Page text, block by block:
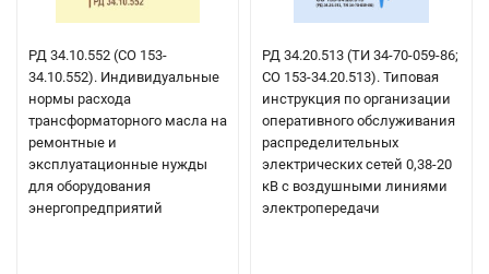
РД 34.10.552 (СО 153-
34.10.552). Индивидуальные
нормы расхода
трансформаторного масла на
ремонтные и
эксплуатационные нужды
для оборудования
энергопредприятий
РД 34.20.513 (ТИ 34-70-059-86;
СО 153-34.20.513). Типовая
инструкция по организации
оперативного обслуживания
распределительных
электрических сетей 0,38-20
кВ с воздушными линиями
электропередачи